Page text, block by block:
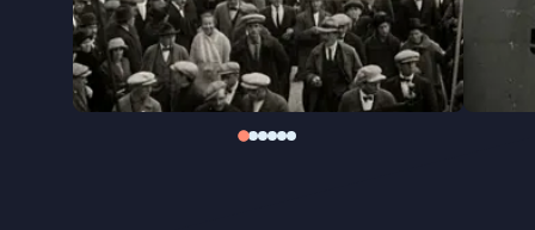
groei.
“Een met prachtig archiefbeeld geïllustreerde,
leerrijke en dichterlijke geschiedenis van de
Rotterdamse haven” - Het Parool
“Levendige docu” ★★★1/2Cinemagazine